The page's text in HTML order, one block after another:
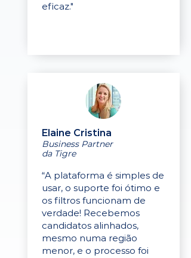
eficaz."
Elaine Cristina
Business Partner
da Tigre
“A plataforma é simples de
usar, o suporte foi ótimo e
os filtros funcionam de
verdade! Recebemos
candidatos alinhados,
mesmo numa região
menor, e o processo foi